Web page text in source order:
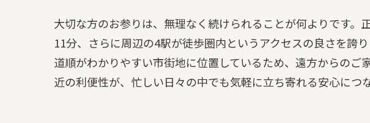
大切な方のお参りは、無理なく続けられることが何よりです。
11分、さらに周辺の4駅が徒歩圏内というアクセスの良さを誇
道順がわかりやすい市街地に位置しているため、遠方からのご
近の利便性が、忙しい日々の中でも気軽に立ち寄れる安心につ